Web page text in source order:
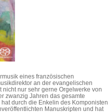
eines französischen
an der evangelischen
nicht nur sehr gerne Orgelwerke von
zwanzig Jahren das gesamte
durch die Enkelin des Komponisten
Manuskripten und hat